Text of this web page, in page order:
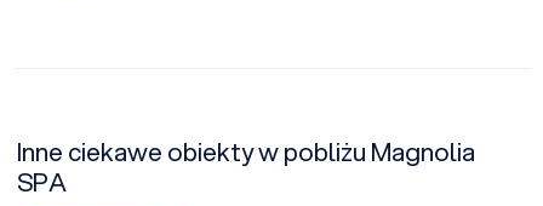
Inne ciekawe obiekty w pobliżu Magnolia
SPA